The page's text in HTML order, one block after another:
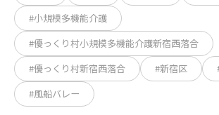
#小規模多機能介護
#優っくり村小規模多機能介護新宿西落合
#優っくり村新宿西落合
#新宿区
#風船バレー